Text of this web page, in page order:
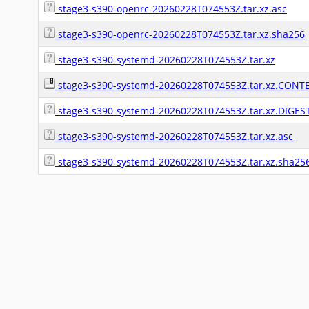
stage3-s390-openrc-20260228T074553Z.tar.xz.asc
stage3-s390-openrc-20260228T074553Z.tar.xz.sha256
stage3-s390-systemd-20260228T074553Z.tar.xz
stage3-s390-systemd-
stage3-s390-systemd-
stage3-s390-systemd-20260228T074553Z.tar.xz.asc
stage3-s390-systemd-